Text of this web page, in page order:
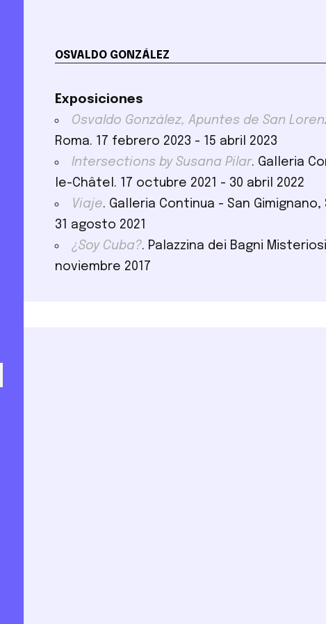
OSVALDO GONZÁLEZ
Exposiciones
Osvaldo González, Apuntes de San
Roma. 17 febrero 2023 - 15 abril 2023
Intersections by Susana Pilar. Galleria
le-Châtel. 17 octubre 2021 - 30 abril 2022
Viaje. Galleria Continua - San Gimignano,
31 agosto 2021
¿Soy Cuba?. Palazzina dei Bagni
noviembre 2017